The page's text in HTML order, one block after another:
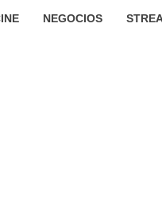
NEGOCIOS